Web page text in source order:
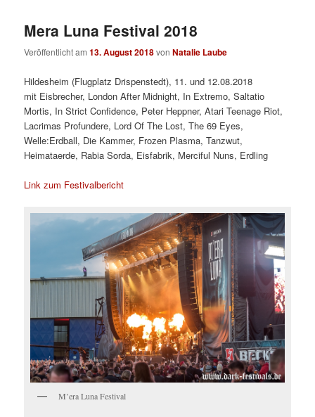
Mera Luna Festival 2018
Veröffentlicht am13. August 2018vonNatalie Laube
Hildesheim (Flugplatz Drispenstedt), 11. und 12.08.2018
mit Eisbrecher, London After Midnight, In Extremo, Saltatio
Mortis, In Strict Confidence, Peter Heppner, Atari Teenage Riot,
Lacrimas Profundere, Lord Of The Lost, The 69 Eyes,
Welle:Erdball, Die Kammer, Frozen Plasma, Tanzwut,
Heimataerde, Rabia Sorda, Eisfabrik, Merciful Nuns, Erdling
Link zum Festivalbericht
M’era Luna Festival